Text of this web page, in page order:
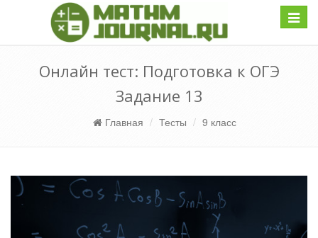
Онлайн тест: Подготовка к ОГЭ
Задание 13
Главная Тесты 9 класс